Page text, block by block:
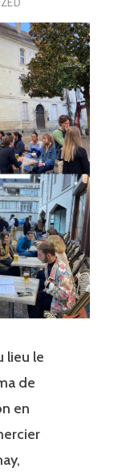
lieu le
de
en